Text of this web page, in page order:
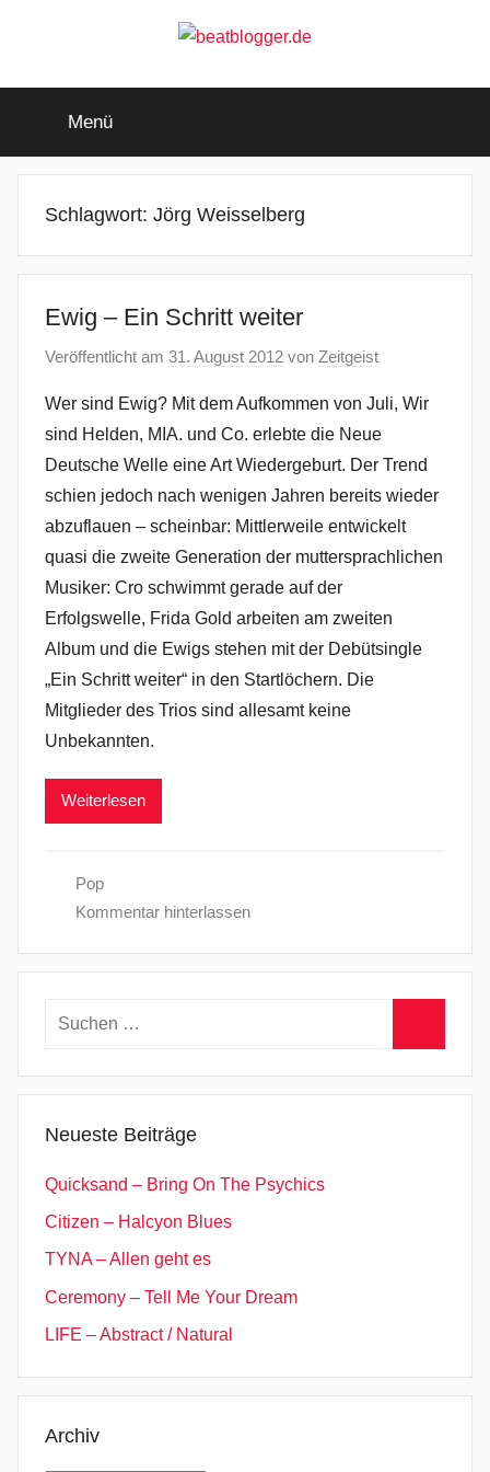
beatblogger.de
beat
goes
Menü
Schlagwort: Jörg Weisselberg
Ewig – Ein Schritt weiter
Veröffentlicht am 31. August 2012 von Zeitgeist
Wer sind Ewig? Mit dem Aufkommen von Juli, Wir
sind Helden, MIA. und Co. erlebte die Neue
Deutsche Welle eine Art Wiedergeburt. Der Trend
schien jedoch nach wenigen Jahren bereits wieder
abzuflauen – scheinbar: Mittlerweile entwickelt
quasi die zweite Generation der muttersprachlichen
Musiker: Cro schwimmt gerade auf der
Erfolgswelle, Frida Gold arbeiten am zweiten
Album und die Ewigs stehen mit der Debütsingle
„Ein Schritt weiter“ in den Startlöchern. Die
Mitglieder des Trios sind allesamt keine
Unbekannten.
Weiterlesen
Pop
Kommentar hinterlassen
Suchen
Neueste Beiträge
Quicksand – Bring On The Psychics
Citizen – Halcyon Blues
TYNA – Allen geht es
Ceremony – Tell Me Your Dream
LIFE – Abstract / Natural
Archiv